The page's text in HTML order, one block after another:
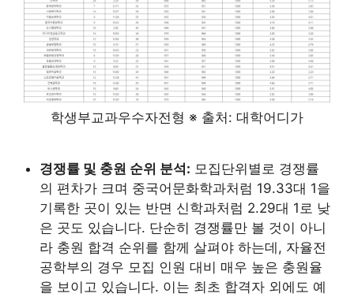
학생부교과우수자전형 ※ 출처: 대학어디가
경쟁률 및 충원 순위 분석: 모집단위별로 경쟁률
의 편차가 크며 중국어문화학과처럼 19.33대 1을
기록한 곳이 있는 반면 신학과처럼 2.29대 1로 낮
은 곳도 있습니다. 단순히 경쟁률만 볼 것이 아니
라 충원 합격 순위를 함께 살펴야 하는데, 자율전
공학부의 경우 모집 인원 대비 매우 높은 충원율
을 보이고 있습니다. 이는 최초 합격자 외에도 예